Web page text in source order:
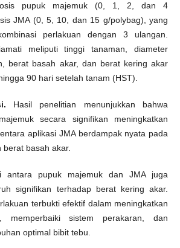
pupuk majemuk (0, 1, 2, dan 4
JMA (0, 5, 10, dan 15 g/polybag), yang
perlakuan dengan 3 ulangan.
meliputi tinggi tanaman, diameter
berat basah akar, dan berat kering akar
90 hari setelah tanam (HST).
Hasil penelitian menunjukkan bahwa
secara signifikan meningkatkan
aplikasi JMA berdampak nyata pada
basah akar.
antara pupuk majemuk dan JMA juga
signifikan terhadap berat kering akar.
terbukti efektif dalam meningkatkan
memperbaiki sistem perakaran, dan
optimal bibit tebu.